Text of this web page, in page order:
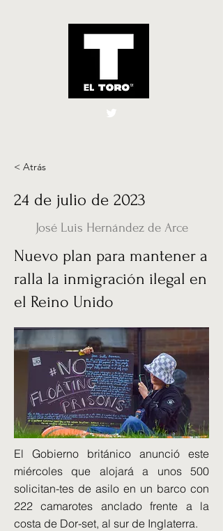
El Toro España
< Atrás
24 de julio de 2023
José Luis Hernández de Arce
Nuevo plan para mantener a
ralla la inmigración ilegal en
el Reino Unido
El Gobierno británico anunció este
miércoles que alojará a unos 500
solicitan-tes de asilo en un barco con
222 camarotes anclado frente a la
costa de Dor-set, al sur de Inglaterra.